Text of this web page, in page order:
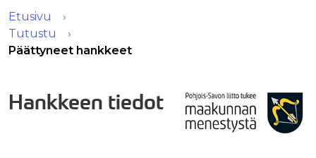
Etusivu
Tutustu
Päättyneet hankkeet
Hankkeen tiedot